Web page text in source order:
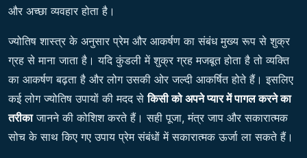
और अच्छा व्यवहार होता है।
ज्योतिष शास्त्र के अनुसार प्रेम और आकर्षण का संबंध मुख्य रूप से शुक्र
ग्रह से माना जाता है। यदि कुंडली में शुक्र ग्रह मजबूत होता है तो व्यक्ति
का आकर्षण बढ़ता है और लोग उसकी ओर जल्दी आकर्षित होते हैं। इसलिए
कई लोग ज्योतिष उपायों की मदद सेकिसी को अपने प्यार में पागल करने का
तरीकाजानने की कोशिश करते हैं। सही पूजा, मंत्र जाप और सकारात्मक
सोच के साथ किए गए उपाय प्रेम संबंधों में सकारात्मक ऊर्जा ला सकते हैं।